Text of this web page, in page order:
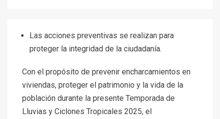
Las acciones preventivas se realizan para
proteger la integridad de la ciudadanía.
Con el propósito de prevenir encharcamientos en
viviendas, proteger el patrimonio y la vida de la
población durante la presente Temporada de
Lluvias y Ciclones Tropicales 2025, el